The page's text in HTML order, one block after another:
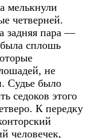
мелькнули
четверней.
задняя пара —
сплошь
не
Судье было
седоков этого
К передку
человечек,